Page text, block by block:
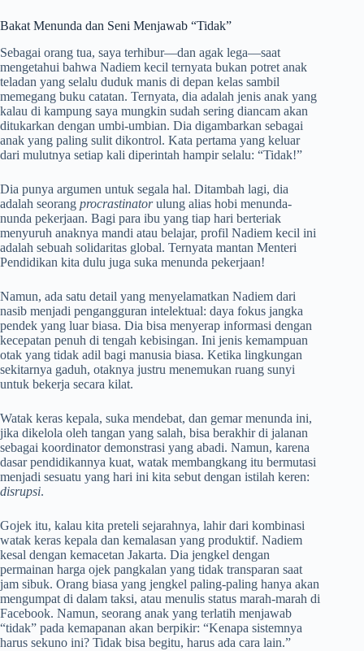
Bakat Menunda dan Seni Menjawab “Tidak”
Sebagai orang tua, saya terhibur—dan agak lega—saat
mengetahui bahwa Nadiem kecil ternyata bukan potret anak
teladan yang selalu duduk manis di depan kelas sambil
memegang buku catatan. Ternyata, dia adalah jenis anak yang
kalau di kampung saya mungkin sudah sering diancam akan
ditukarkan dengan umbi-umbian. Dia digambarkan sebagai
anak yang paling sulit dikontrol. Kata pertama yang keluar
dari mulutnya setiap kali diperintah hampir selalu: “Tidak!”
Dia punya argumen untuk segala hal. Ditambah lagi, dia
adalah seorang procrastinatorulung alias hobi menunda-
nunda pekerjaan. Bagi para ibu yang tiap hari berteriak
menyuruh anaknya mandi atau belajar, profil Nadiem kecil ini
adalah sebuah solidaritas global. Ternyata mantan Menteri
Pendidikan kita dulu juga suka menunda pekerjaan!
Namun, ada satu detail yang menyelamatkan Nadiem dari
nasib menjadi pengangguran intelektual: daya fokus jangka
pendek yang luar biasa. Dia bisa menyerap informasi dengan
kecepatan penuh di tengah kebisingan. Ini jenis kemampuan
otak yang tidak adil bagi manusia biasa. Ketika lingkungan
sekitarnya gaduh, otaknya justru menemukan ruang sunyi
untuk bekerja secara kilat.
Watak keras kepala, suka mendebat, dan gemar menunda ini,
jika dikelola oleh tangan yang salah, bisa berakhir di jalanan
sebagai koordinator demonstrasi yang abadi. Namun, karena
dasar pendidikannya kuat, watak membangkang itu bermutasi
menjadi sesuatu yang hari ini kita sebut dengan istilah keren:
disrupsi.
Gojek itu, kalau kita preteli sejarahnya, lahir dari kombinasi
watak keras kepala dan kemalasan yang produktif. Nadiem
kesal dengan kemacetan Jakarta. Dia jengkel dengan
permainan harga ojek pangkalan yang tidak transparan saat
jam sibuk. Orang biasa yang jengkel paling-paling hanya akan
mengumpat di dalam taksi, atau menulis status marah-marah di
Facebook. Namun, seorang anak yang terlatih menjawab
“tidak” pada kemapanan akan berpikir: “Kenapa sistemnya
harus sekuno ini? Tidak bisa begitu, harus ada cara lain.”